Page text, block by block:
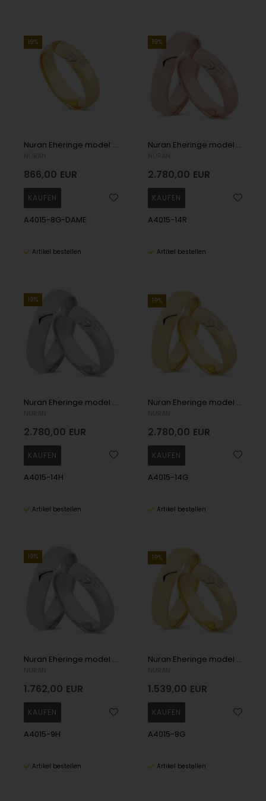
19%
Nuran Eheringe model A4015-8G-DAME
866,00 EUR
A4015-8G-DAME
Artikel bestellen
19%
Nuran Eheringe model A4015-14R
2.780,00 EUR
A4015-14R
Artikel bestellen
19%
Nuran Eheringe model A4015-14H
2.780,00 EUR
A4015-14H
Artikel bestellen
19%
Nuran Eheringe model A4015-14G
2.780,00 EUR
A4015-14G
Artikel bestellen
19%
Nuran Eheringe model A4015-9H
1.762,00 EUR
A4015-9H
Artikel bestellen
19%
Nuran Eheringe model A4015-8G
1.539,00 EUR
A4015-8G
Artikel bestellen